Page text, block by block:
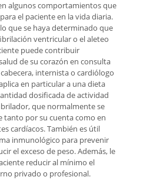
algunos comportamientos que
el paciente en la vida diaria.
que se haya determinado que
ventricular o el aleteo
puede contribuir
de su corazón en consulta
internista o cardiólogo
en particular a una dieta
dosificada de actividad
que normalmente se
tanto por su cuenta como en
cardíacos. También es útil
inmunológico para prevenir
el exceso de peso. Además, le
reducir al mínimo el
privado o profesional.